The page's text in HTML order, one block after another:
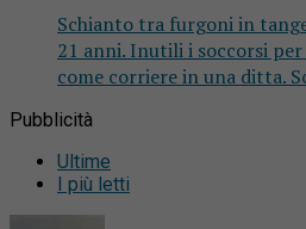
Schianto tra furgoni in
21 anni. Inutili i soccorsi
come corriere in una ditta.
Pubblicità
Ultime
I più letti